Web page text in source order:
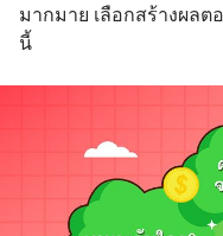
มากมาย เลือกสร้างผล
นี้